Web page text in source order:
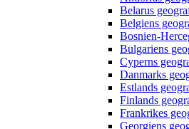
Belarus
Belgiens
Bosnien-
Bulgariens
Cyperns
Danmarks
Estlands
Finlands
Frankrikes
Georgiens